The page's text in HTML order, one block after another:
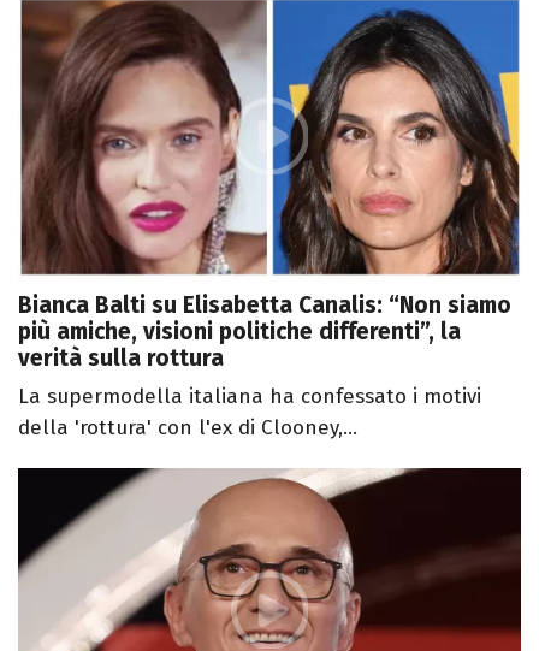
Bianca Balti su Elisabetta Canalis: “Non siamo
più amiche, visioni politiche differenti”, la
verità sulla rottura
La supermodella italiana ha confessato i motivi
della 'rottura' con l'ex di Clooney,...